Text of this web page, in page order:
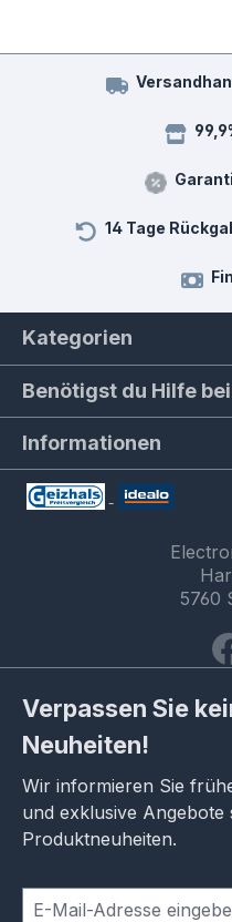
14 Tage
Kategorien
Benötigst du Hilfe
Informationen
5760
Verpassen Sie
Neuheiten!
Wir informieren Sie
und exklusive
Produktneuheiten.